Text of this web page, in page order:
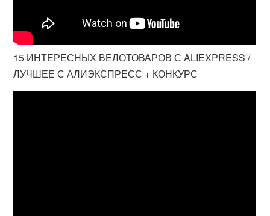
15 ИНТЕРЕСНЫХ ВЕЛОТОВАРОВ С ALIEXPRESS /
ЛУЧШЕЕ С АЛИЭКСПРЕСС + КОНКУРС